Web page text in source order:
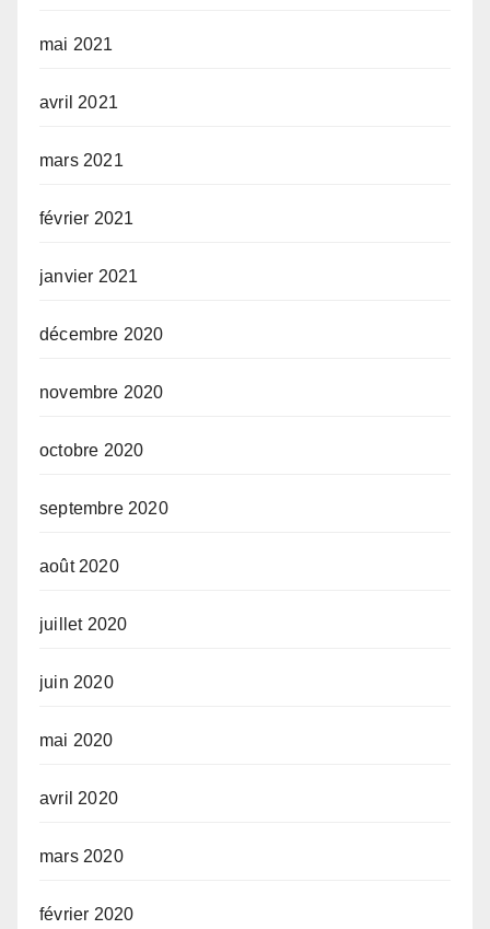
mai 2021
avril 2021
mars 2021
février 2021
janvier 2021
décembre 2020
novembre 2020
octobre 2020
septembre 2020
août 2020
juillet 2020
juin 2020
mai 2020
avril 2020
mars 2020
février 2020